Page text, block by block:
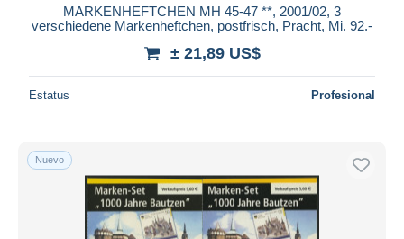
MARKENHEFTCHEN MH 45-47 **, 2001/02, 3
verschiedene Markenheftchen, postfrisch, Pracht, Mi. 92.-
± 21,89 US$
Estatus Profesional
Nuevo